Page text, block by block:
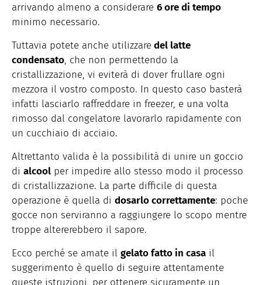
arrivando almeno a considerare 6 ore di tempo
minimo necessario.
Tuttavia potete anche utilizzare del latte
condensato, che non permettendo la
cristallizzazione, vi eviterà di dover frullare ogni
mezzora il vostro composto. In questo caso basterà
infatti lasciarlo raffreddare in freezer, e una volta
rimosso dal congelatore lavorarlo rapidamente con
un cucchiaio di acciaio.
Altrettanto valida è la possibilità di unire un goccio
di alcool per impedire allo stesso modo il processo
di cristallizzazione. La parte difficile di questa
operazione è quella di dosarlo correttamente: poche
gocce non serviranno a raggiungere lo scopo mentre
troppe altererebbero il sapore.
Ecco perché se amate il gelato fatto in casa il
suggerimento è quello di seguire attentamente
queste istruzioni, per ottenere sicuramente un